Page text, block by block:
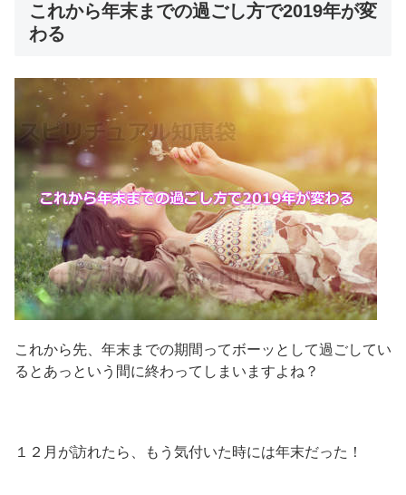
これから年末までの過ごし方で2019年が変
わる
これから先、年末までの期間ってボーッとして過ごしてい
るとあっという間に終わってしまいますよね？
１２月が訪れたら、もう気付いた時には年末だった！